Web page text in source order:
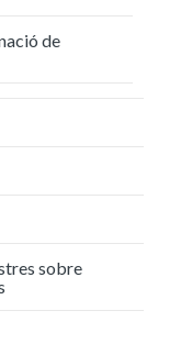
de
sobre